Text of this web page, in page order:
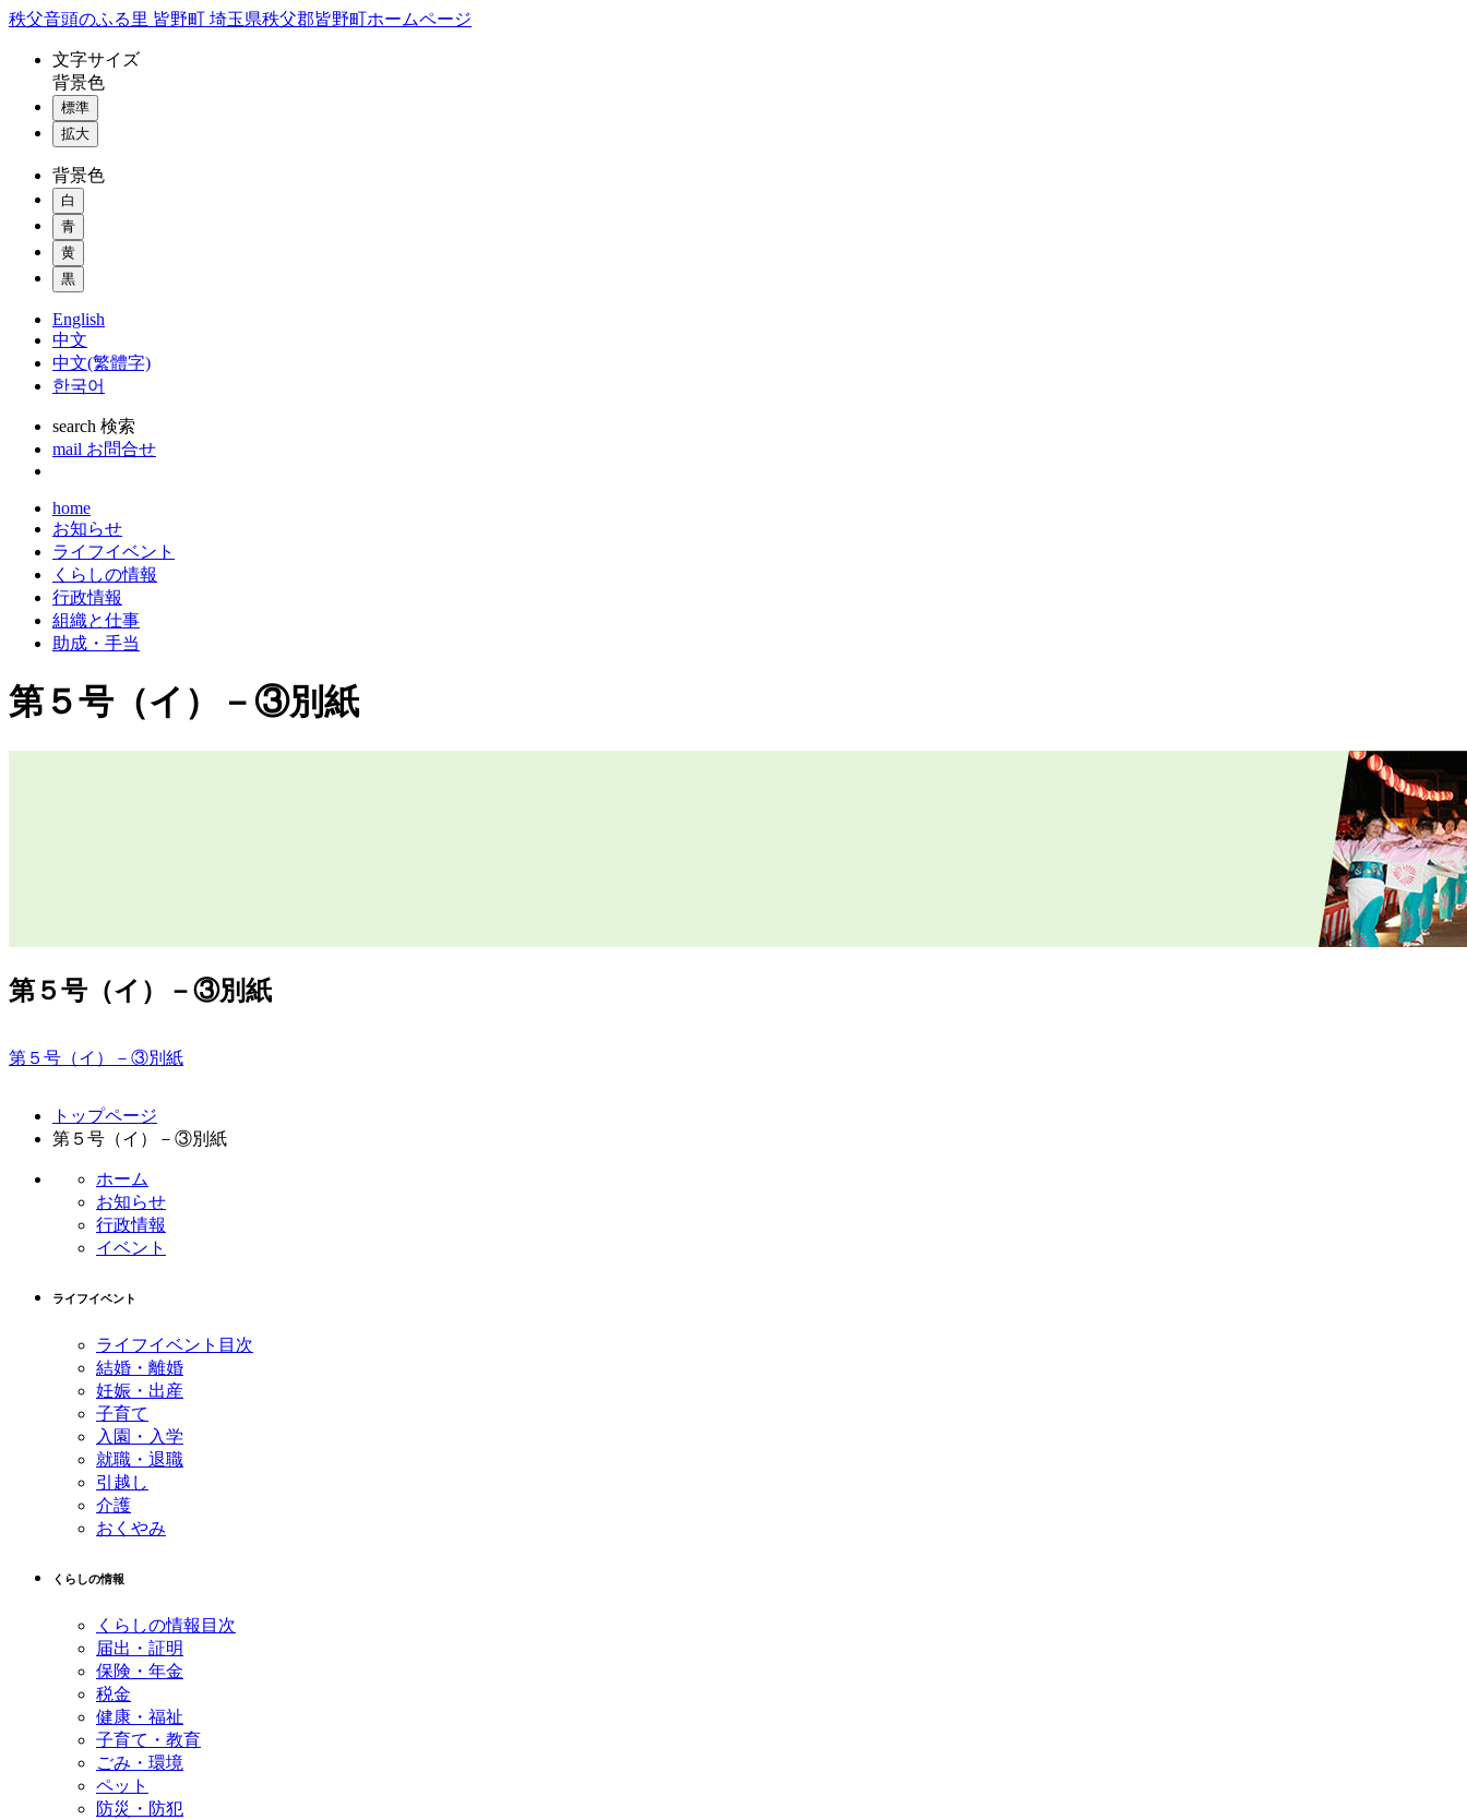
コ
秩父音頭のふる里 皆野町 埼玉県秩父郡皆野町ホームページ
文字サイズ
背景色
標準
拡大
背景色
白
青
黄
黒
English
中文
中文(繁體字)
한국어
search 検索
mail お問合せ
home
お知らせ
ライフイベント
くらしの情報
行政情報
組織と仕事
助成・手当
第５号（イ）－③別紙
第５号（イ）－③別紙
第５号（イ）－③別紙
トップページ
第５号（イ）－③別紙
ホーム
お知らせ
行政情報
イベント
ライフイベント
ライフイベント目次
結婚・離婚
妊娠・出産
子育て
入園・入学
就職・退職
引越し
介護
おくやみ
くらしの情報
くらしの情報目次
届出・証明
保険・年金
税金
健康・福祉
子育て・教育
ごみ・環境
ペット
防災・防犯